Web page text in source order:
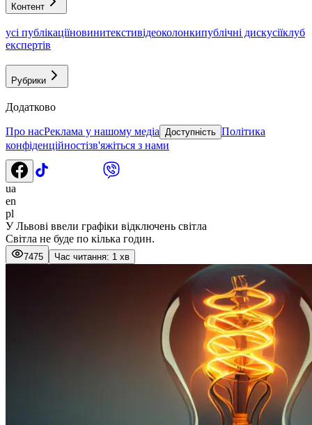
Контент
усі публікаціїновинитекстивідеоколонкипублічні дискусіїклуб
експертів
Рубрики
Додатково
Про насРеклама у нашому медіа Доступність Політика
конфіденційностізв'яжіться з нами
ua
en
pl
У Львові ввели графіки відключень світла
Світла не буде по кілька годин.
7475 Час читання: 1 хв